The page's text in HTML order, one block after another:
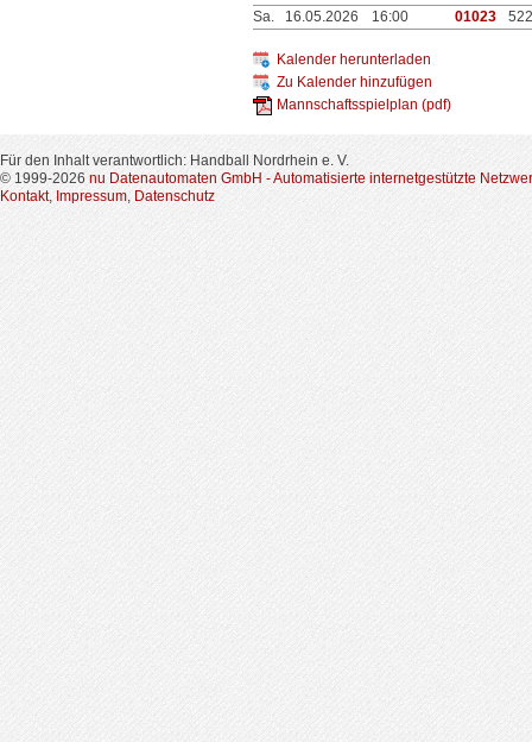
Sa.
16.05.2026 16:00 01023
Kalender herunterladen
Zu Kalender hinzufügen
Mannschaftsspielplan (pdf)
Für den Inhalt verantwortlich: Handball Nordrhein e. V.
© 1999-2026 nu Datenautomaten GmbH - Automatisierte internetgestützte
Kontakt, Impressum, Datenschutz